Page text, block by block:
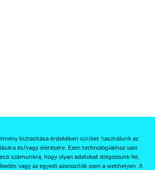
biztosítása érdekében sütiket használunk az
és/vagy elérésére. Ezen technológiákhoz való
számunkra, hogy olyan adatokat dolgozzunk fel,
vagy az egyedi azonosítók ezen a webhelyen. A